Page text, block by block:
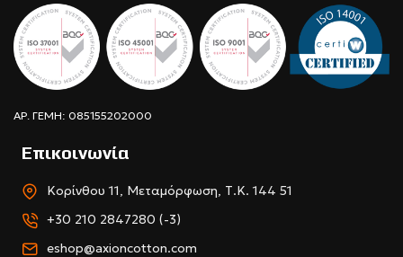
ΑΡ. ΓΕΜΗ: 085155202000
Επικοινωνία
Κορίνθου 11, Μεταμόρφωση, Τ.Κ. 144 51
+30 210 2847280 (-3)
eshop@axioncotton.com